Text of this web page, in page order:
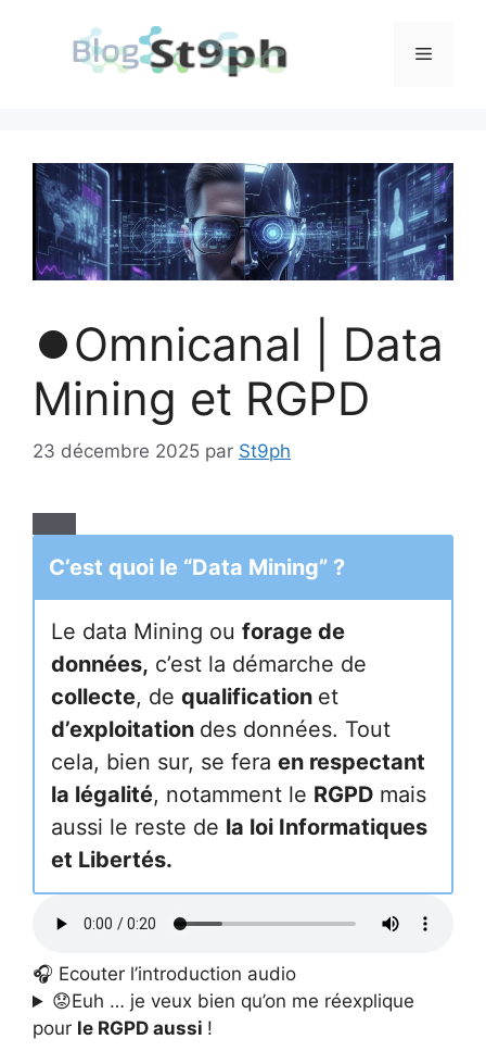
Menu
⏺️Omnicanal | Data
Mining et RGPD
23 décembre 2025 par St9ph
C’est quoi le “Data Mining” ?
Le data Mining ou forage de
données, c’est la démarche de
collecte, de qualification et
d’exploitation des données. Tout
cela, bien sur, se fera en respectant
la légalité, notamment le RGPD mais
aussi le reste de la loi Informatiques
et Libertés.
🎧 Ecouter l’introduction audio
😟Euh … je veux bien qu’on me réexplique
pour le RGPD aussi !